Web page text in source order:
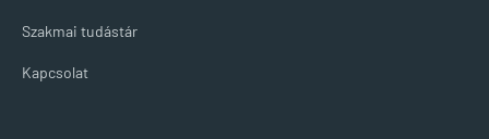
Szakmai tudástár
Kapcsolat